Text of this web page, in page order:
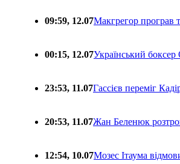
09:59, 12.07Макгрегор програв
00:15, 12.07Український
23:53, 11.07Гассієв переміг
20:53, 11.07Жан Беленюк
12:54, 10.07Мозес Ітаума